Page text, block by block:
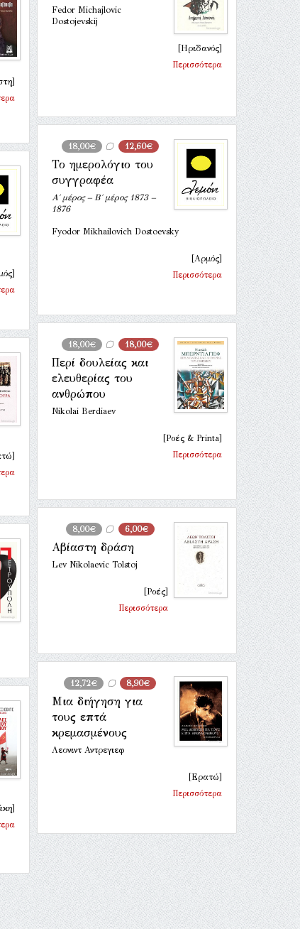
Fedor Michajlovic
Dostojevskij
[Ηριδανός]
Περισσότερα
18,00€ 12,60€
Το ημερολόγιο του
συγγραφέα
Α΄ μέρος – Β΄ μέρος 1873 –
1876
Fyodor Mikhailovich Dostoevsky
[Αρμός]
Περισσότερα
18,00€ 18,00€
Περί δουλείας και
ελευθερίας του
ανθρώπου
Nikolai Berdiaev
[Ροές & Printa]
Περισσότερα
8,00€ 6,00€
Αβίαστη δράση
Lev Nikolaevic Tolstoj
[Ροές]
Περισσότερα
12,72€ 8,90€
Μια διήγηση για
τους επτά
κρεμασμένους
Λεονιντ Αντρεγιεφ
[Ερατώ]
Περισσότερα